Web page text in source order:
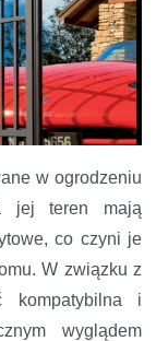
w ogrodzeniu
jej teren mają
co czyni je
W związku z
kompatybilna i
wyglądem